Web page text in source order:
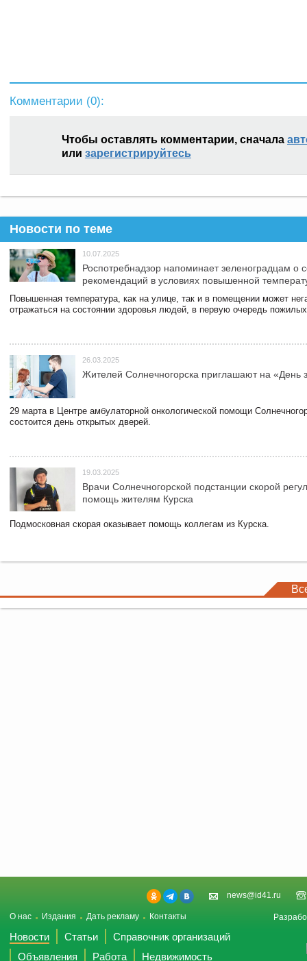
Комментарии (0):
Чтобы оставлять комментарии, сначала
или зарегистрируйтесь
Новости по теме
10.07.2025
Роспотребнадзор напоминает зеленоградцам о
рекомендаций в условиях повышенной
Повышенная температура, как на улице, так и в помещении может
отражаться на состоянии здоровья людей, в первую очередь
26.03.2025
Жителей Солнечногорска приглашают на «День
29 марта в Центре амбулаторной онкологической помощи
состоится день открытых дверей.
19.03.2025
Врачи Солнечногорской подстанции скорой
помощь жителям Курска
Подмосковная скорая оказывает помощь коллегам из Курска.
news@id41.ru
О нас Издания Дать рекламу Контакты
Новости Статьи
Справочник организаций
Объявления
Работа Недвижимость